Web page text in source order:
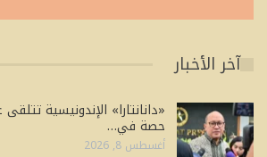
آخر الأخبار
«دانانتارا» الإندونيسية
حصة في…
أغسطس 8, 2026